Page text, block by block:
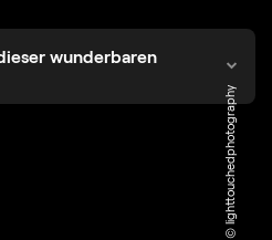
© lighttouchedphotography
wunderbaren